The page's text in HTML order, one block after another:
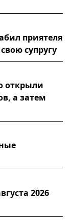
приятеля
супругу
открыли
а затем
2026